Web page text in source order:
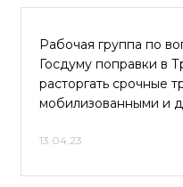
Рабочая группа по
Госдуму поправки в
расторгать срочные
мобилизованными и
13.04.23